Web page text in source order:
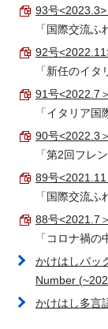
93号<2023.3>
「国際交流
92号
「新任のイ
91号<2022.7
「イタリア
90号<2022.3
「第2回フレ
89号<2021.11
「国際交流
88号<2021.7
「コロナ禍
かけはしバッ
Number
かけはし多言